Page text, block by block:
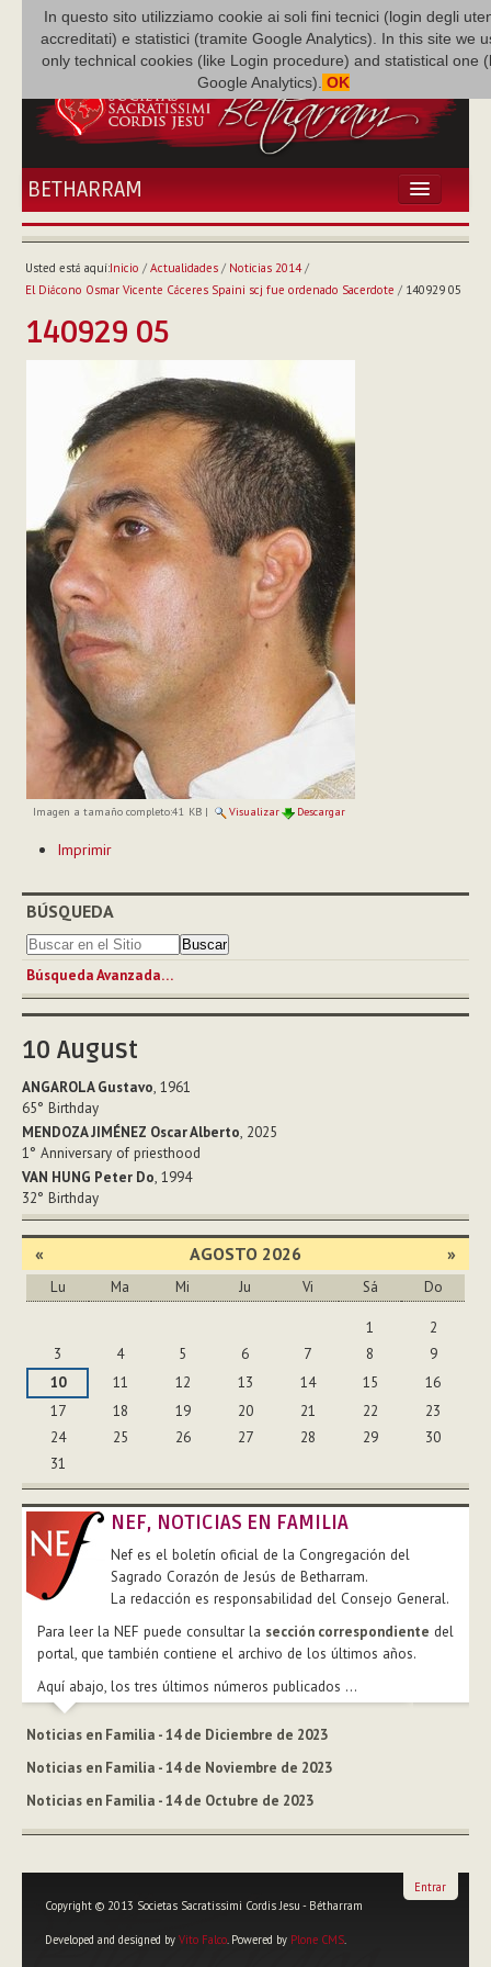
In questo sito utilizziamo cookie ai soli fini tecnici (login degli
accreditati) e statistici (tramite Google Analytics). In this site we
only technical cookies (like Login procedure) and statistical one
Google Analytics). OK
BETHARRAM
INICIO
BETHARRAM
FAMILIA
MISIÓN
MULTIMEDIA
P. AUGUSTO ETCHECOPAR
Usted está aquí:Inicio / Actualidades/ Noticias 2014/
El Diácono Osmar Vicente Cáceres Spaini scj fue ordenado Sacerdote / 140929 05
140929 05
Imagen a tamaño completo:41 KB| Visualizar Descargar
de
Imprimir
BÚSQUEDA
Búsqueda Avanzada…
10 August
ANGAROLA Gustavo, 1961
65° Birthday
MENDOZA JIMÉNEZ Oscar Alberto, 2025
1° Anniversary of priesthood
VAN HUNG Peter Do, 1994
32° Birthday
« AGOSTO 2026 »
Lu Ma Mi Ju Vi Sá Do
1
2
3
4 5 6 7 8
9
10
11 12 13 14 15
16
17
18 19 20 21 22
23
24
25 26 27 28 29
30
31
NEF, NOTICIAS EN FAMILIA
Nef es el boletín oficial de la Congregación del
Sagrado Corazón de Jesús de Betharram.
La redacción es responsabilidad del Consejo General.
Para leer la NEF puede consultar la sección correspondiente del
portal, que también contiene el archivo de los últimos años.
Aquí abajo, los tres últimos números publicados ...
Noticias en Familia - 14 de Diciembre de 2023
Noticias en Familia - 14 de Noviembre de 2023
Noticias en Familia - 14 de Octubre de 2023
Copyright © 2013 Societas Sacratissimi Cordis Jesu - Bétharram
Developed and designed by Vito Falco. Powered by Plone CMS.
Entrar